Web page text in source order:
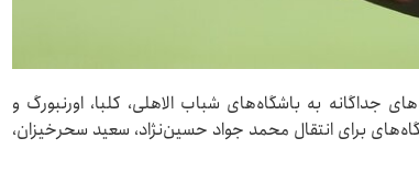
جداگانه به باشگاه‌های شباب‌ الاهلی، کلبا، اورنبورگ و
برای انتقال محمد جواد حسین‌نژاد، سعید سحرخیزان،